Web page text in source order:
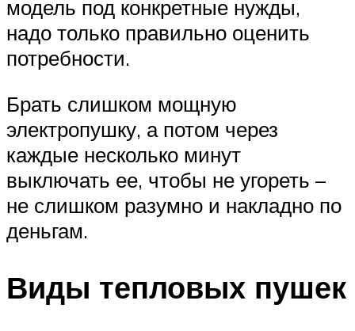
модель под конкретные нужды,
надо только правильно оценить
потребности.
Брать слишком мощную
электропушку, а потом через
каждые несколько минут
выключать ее, чтобы не угореть –
не слишком разумно и накладно по
деньгам.
Виды тепловых пушек